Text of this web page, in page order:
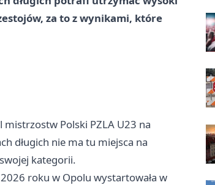
za to z wynikami, które
Polski PZLA U23 na
długich nie ma tu miejsca na
kategorii.
roku w Opolu wystartowała w